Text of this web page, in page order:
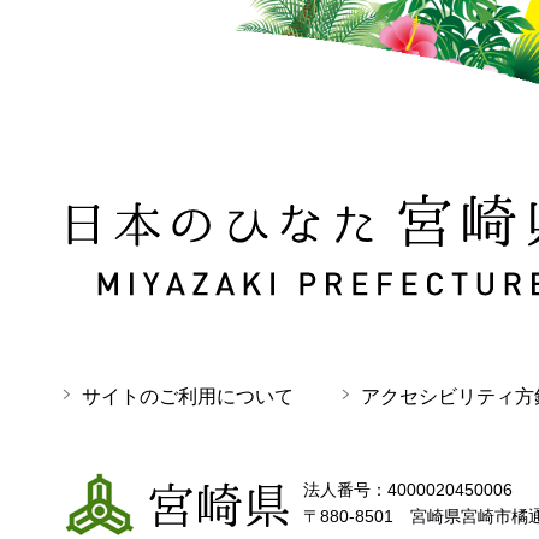
日本のひなた 宮崎県 MIYAZAKI PREFECTURE
サイトのご利用について アクセシビリティ方
宮崎県
法人番号：4000020450006
〒880-8501 宮崎県宮崎市橘